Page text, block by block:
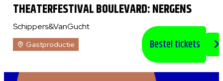
THEATERFESTIVAL BOULEVARD: NERGENS
Schippers&VanGucht
Gastproductie Bestel tickets